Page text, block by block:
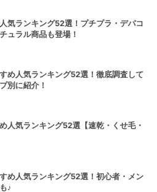
気ランキング52選！プチプラ・デパコ
ュラル商品も登場！
め人気ランキング52選！徹底調査して
別に紹介！
人気ランキング52選【速乾・くせ毛・
め人気ランキング52選！初心者・メン
♪